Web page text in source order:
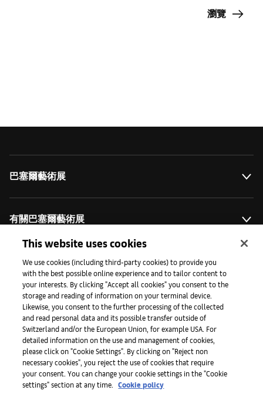
瀏覽
巴塞爾藝術展
有關巴塞爾藝術展
藝術拓展計劃
媒體專區
手機程式
法律條款
This website uses cookies
We use cookies (including third-party cookies) to provide you
with the best possible online experience and to tailor content to
your interests. By clicking "Accept all cookies" you consent to the
storage and reading of information on your terminal device.
Likewise, you consent to the further processing of the collected
and read personal data and its possible transfer outside of
Switzerland and/or the European Union, for example USA. For
detailed information on the use and management of cookies,
please click on "Cookie Settings". By clicking on "Reject non
necessary cookies", you reject the use of cookies that require
your consent. You can change your cookie settings in the "Cookie
settings" section at any time.
Cookie policy